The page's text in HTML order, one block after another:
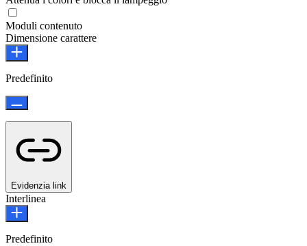
Moduli contenuto
Dimensione carattere
Predefinito
Evidenzia link
Interlinea
Predefinito